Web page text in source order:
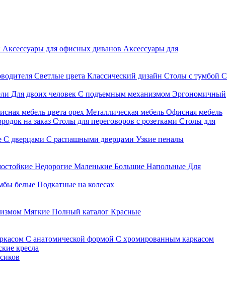
Аксессуары для офисных диванов Аксессуары для
Светлые цвета Классический дизайн Столы с тумбой С
Для двоих человек С подъемным механизмом Эргономичный
мебель цвета орех Металлическая мебель Офисная мебель
на заказ Столы для переговоров с розетками Столы для
С дверцами С распашными дверцами Узкие пеналы
Недорогие Маленькие Большие Напольные Для
белые Подкатные на колесах
Мягкие Полный каталог Красные
С анатомической формой С хромированным каркасом
кресла